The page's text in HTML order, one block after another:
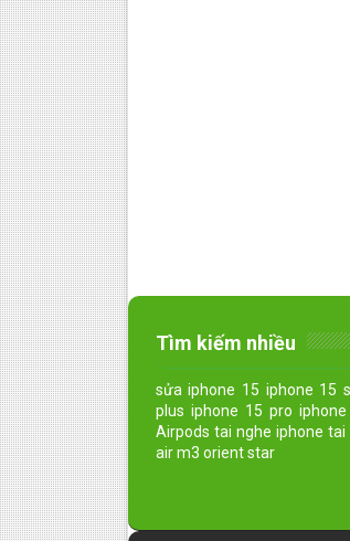
Tìm kiếm nhiều
sửa iphone 15 iphone 15
plus iphone 15 pro
Airpods tai nghe iphone
air m3 orient star